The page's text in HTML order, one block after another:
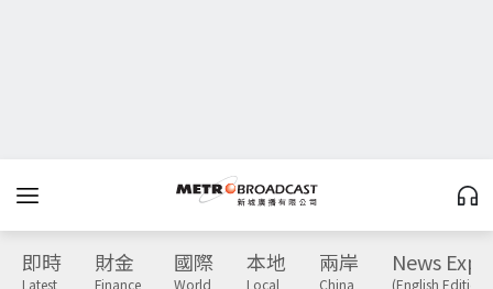
即時
Latest
財金
Finance
國際
World
本地
Local
兩岸
China
News
(English Edition)